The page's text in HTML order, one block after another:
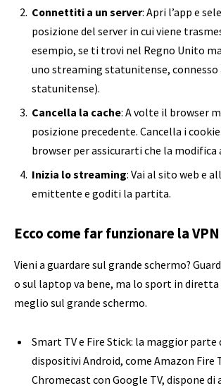
Connettiti a un server: Apri l’app e
posizione del server in cui viene
esempio, se ti trovi nel Regno Unito
uno streaming statunitense, connesso
statunitense).
Cancella la cache: A volte il browser
posizione precedente. Cancella i
browser per assicurarti che la
Inizia lo streaming: Vai al sito web e
emittente e goditi la partita.
Ecco come far funzionare la
Vieni a guardare sul grande schermo?
o sul laptop va bene, ma lo sport in diretta
meglio sul grande schermo.
Smart TV e Fire Stick: la maggior parte
dispositivi Android, come Amazon Fire
Chromecast con Google TV, dispone di